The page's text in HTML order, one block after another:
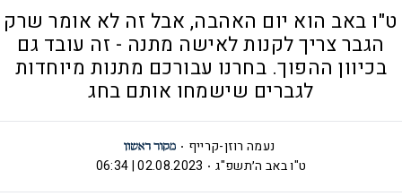
ט"ו באב הוא יום האהבה, אבל זה לא אומר שרק
הגבר צריך לקנות לאישה מתנה - זה עובד גם
בכיוון ההפוך. בחרנו עבורכם מתנות מיוחדות
לגברים שישמחו אותם בחג
נעמה רוזן-קרייף
ט"ו באב ה׳תשפ"ג
02.08.2023 | 06:34